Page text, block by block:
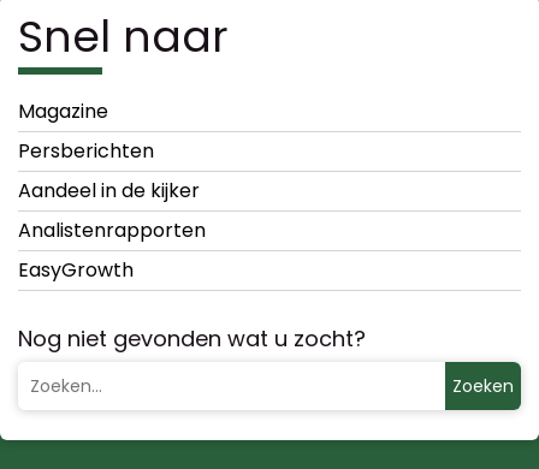
Snel naar
Magazine
Persberichten
Aandeel in de kijker
Analistenrapporten
EasyGrowth
Nog niet gevonden wat u zocht?
Zoeken